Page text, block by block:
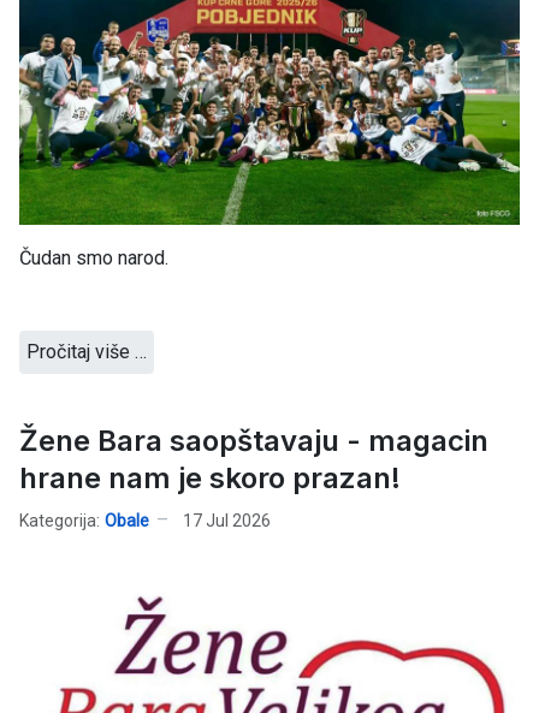
Čudan smo narod.
Pročitaj više …
Žene Bara saopštavaju - magacin
hrane nam je skoro prazan!
Kategorija: Obale 17 Jul 2026